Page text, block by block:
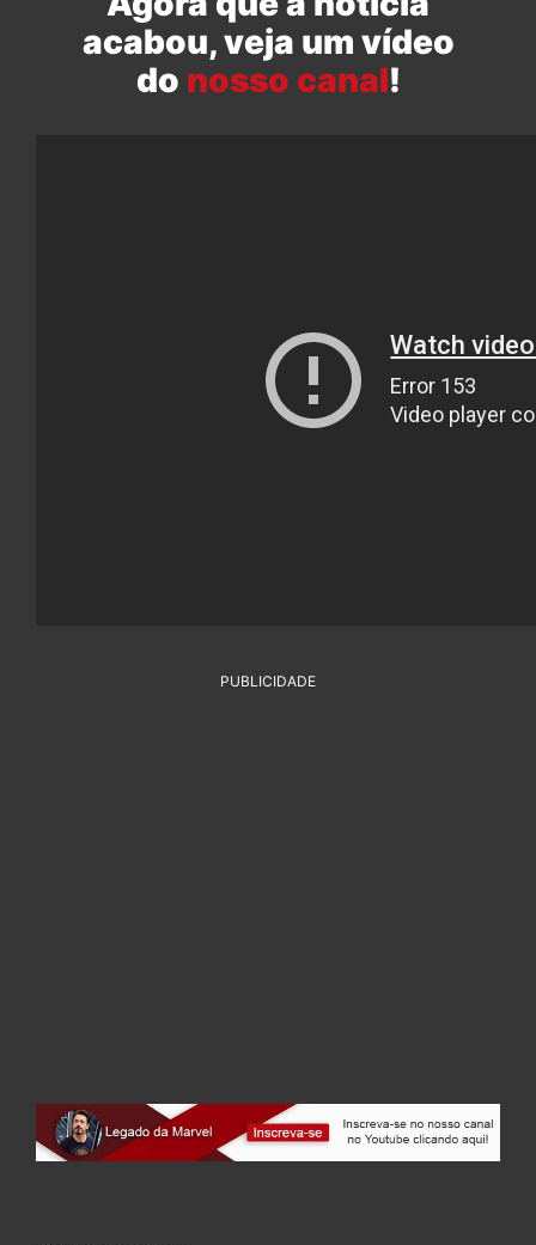
acabou, veja um vídeo
do nosso canal!
PUBLICIDADE